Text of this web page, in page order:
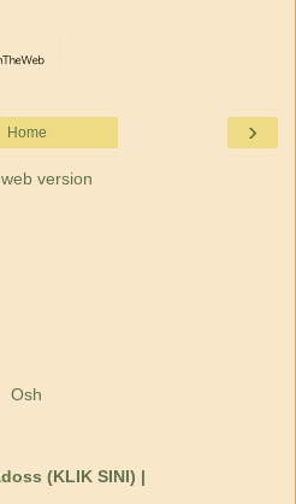
›
Home
version
Osh
(KLIK SINI) |